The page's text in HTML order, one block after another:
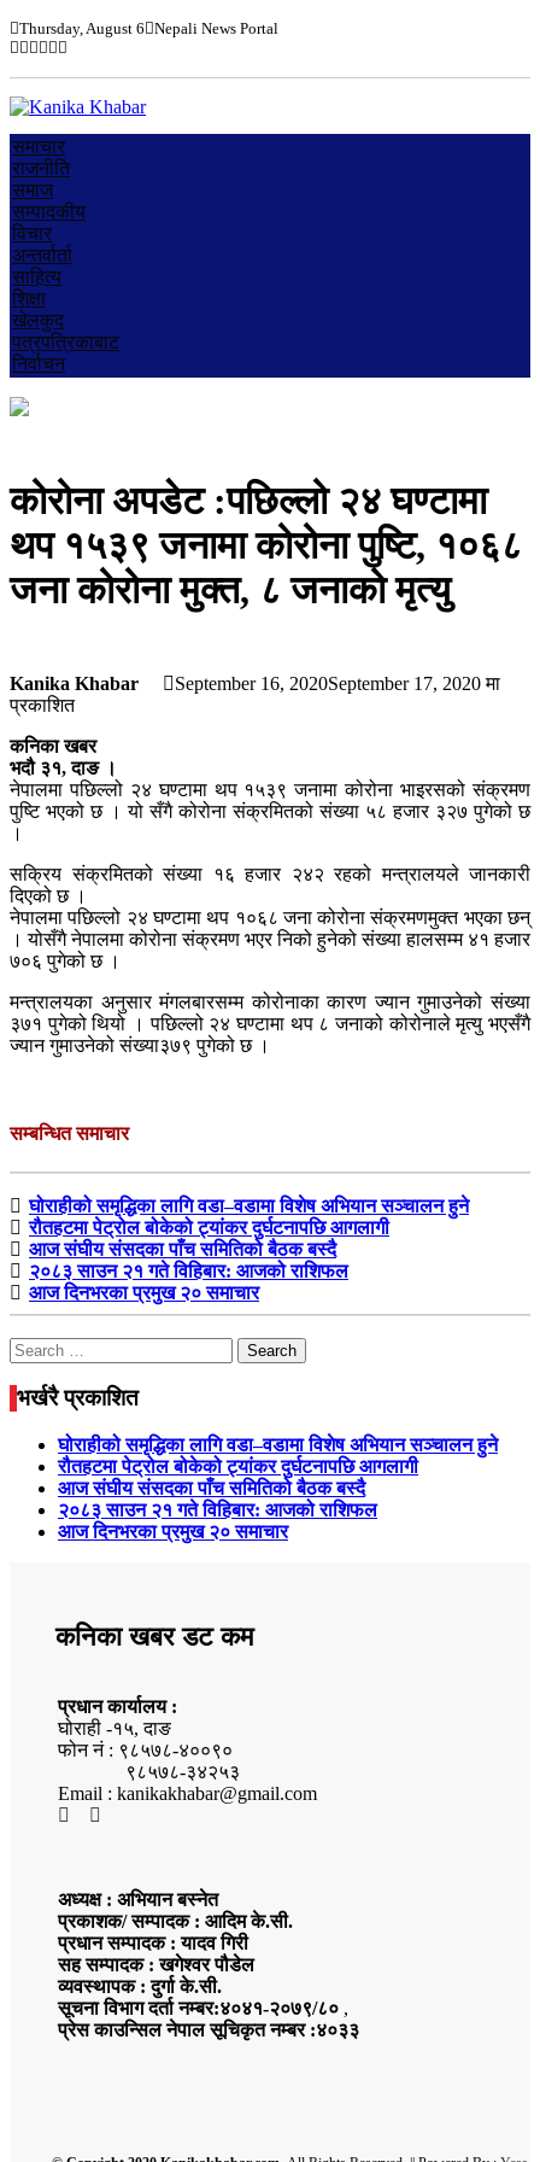
Thursday, August 6 Nepali News Portal
समाचार
राजनीति
समाज
सम्पादकीय
विचार
अन्तर्वार्ता
साहित्य
शिक्षा
खेलकुद
पत्रपत्रिकाबाट
निर्वाचन
कोरोना अपडेट :पछिल्लो २४ घण्टामा
थप १५३९ जनामा कोरोना पुष्टि, १०६८
जना कोरोना मुक्त, ८ जनाको मृत्यु
Kanika Khabar September 16, 2020September 17, 2020मा
प्रकाशित
कनिका खबर
भदौ ३१, दाङ ।
नेपालमा पछिल्लो २४ घण्टामा थप १५३९ जनामा कोरोना भाइरसको संक्रमण
पुष्टि भएको छ । यो सँगै कोरोना संक्रमितको संख्या ५८ हजार ३२७ पुगेको छ
।
सक्रिय संक्रमितको संख्या १६ हजार २४२ रहको मन्त्रालयले जानकारी
दिएको छ ।
नेपालमा पछिल्लो २४ घण्टामा थप १०६८ जना कोरोना संक्रमणमुक्त भएका छन्
। योसँगै नेपालमा कोरोना संक्रमण भएर निको हुनेको संख्या हालसम्म ४१ हजार
७०६ पुगेको छ ।
मन्त्रालयका अनुसार मंगलबारसम्म कोरोनाका कारण ज्यान गुमाउनेको संख्या
३७१ पुगेको थियो । पछिल्लो २४ घण्टामा थप ८ जनाको कोरोनाले मृत्यु भएसँगै
ज्यान गुमाउनेको संख्या३७९ पुगेको छ ।
सम्बन्धित समाचार
घोराहीको समृद्धिका लागि वडा–वडामा विशेष अभियान सञ्चालन हुने
रौतहटमा पेट्रोल बोकेको ट्यांकर दुर्घटनापछि आगलागी
आज संघीय संसदका पाँच समितिको बैठक बस्दै
२०८३ साउन २१ गते विहिबार: आजको राशिफल
आज दिनभरका प्रमुख २० समाचार
Search
for:
भर्खरै प्रकाशित
घोराहीको समृद्धिका लागि वडा–वडामा विशेष अभियान सञ्चालन हुने
रौतहटमा पेट्रोल बोकेको ट्यांकर दुर्घटनापछि आगलागी
आज संघीय संसदका पाँच समितिको बैठक बस्दै
२०८३ साउन २१ गते विहिबार: आजको राशिफल
आज दिनभरका प्रमुख २० समाचार
कनिका खबर डट कम
प्रधान कार्यालय :
घोराही -१५, दाङ
फोन नं : ९८५७८-४००९०
९८५७८-३४२५३
Email : kanikakhabar@gmail.com
अध्यक्ष : अभियान बस्नेत
प्रकाशक/ सम्पादक : आदिम के.सी.
प्रधान सम्पादक : यादव गिरी
सह सम्पादक : खगेश्वर पौडेल
व्यवस्थापक : दुर्गा के.सी.
सूचना विभाग दर्ता नम्बर:४०४१-२०७९/८० ,
प्रेस काउन्सिल नेपाल सूचिकृत नम्बर :४०३३